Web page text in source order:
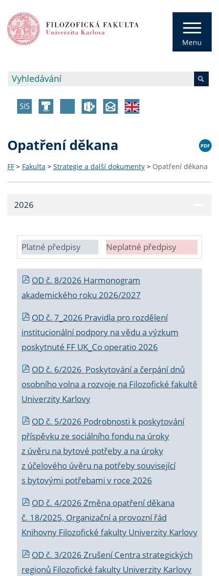
Opatření děkana
FF > Fakulta > Strategie a další dokumenty > Opatření děkana
2026
Platné předpisy Neplatné předpisy
OD č. 8/2026 Harmonogram
akademického roku 2026/2027
OD č. 7_2026 Pravidla pro rozdělení
institucionální podpory na vědu a výzkum
poskytnuté FF UK_Co operatio 2026
OD č. 6/2026 Poskytování a čerpání dnů
osobního volna a rozvoje na Filozofické fakultě
Univerzity Karlovy
OD č. 5/2026 Podrobnosti k poskytování
příspěvku ze sociálního fondu na úroky
z úvěru na bytové potřeby a na úroky
z účelového úvěru na potřeby související
s bytovými potřebami v roce 2026
OD č. 4/2026 Změna opatření děkana
č. 18/2025, Organizační a provozní řád
Knihovny Filozofické fakulty Univerzity Karlovy
OD č. 3/2026 Zrušení Centra strategických
regionů Filozofické fakulty Univerzity Karlovy